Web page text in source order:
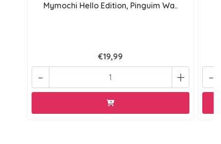
Mymochi Hello Edition, Pinguim Wa..
€19,99
+
- -